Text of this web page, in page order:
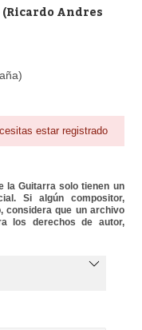
(Ricardo Andres
estar registrado
la Guitarra solo tienen un
Si algún compositor,
considera que un archivo
los derechos de autor,